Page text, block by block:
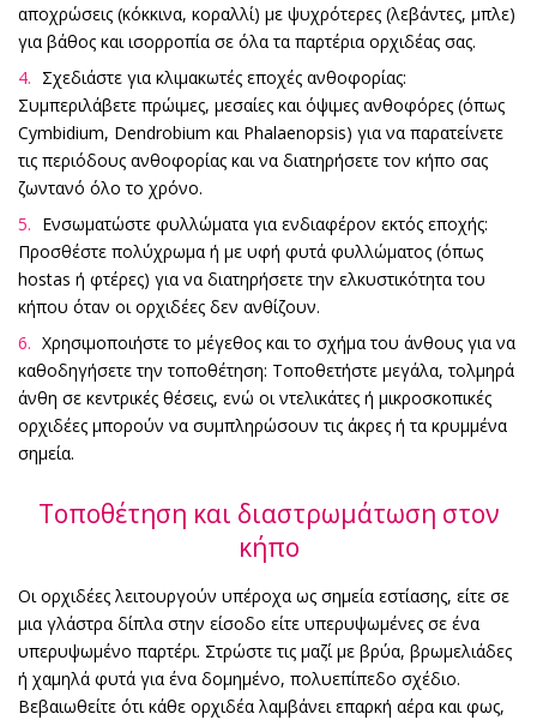
αποχρώσεις (κόκκινα, κοραλλί) με ψυχρότερες (λεβάντες, μπλε)
για βάθος και ισορροπία σε όλα τα παρτέρια ορχιδέας σας.
Σχεδιάστε για κλιμακωτές εποχές ανθοφορίας:
Συμπεριλάβετε πρώιμες, μεσαίες και όψιμες ανθοφόρες (όπως
Cymbidium, Dendrobium και Phalaenopsis) για να παρατείνετε
τις περιόδους ανθοφορίας και να διατηρήσετε τον κήπο σας
ζωντανό όλο το χρόνο.
Ενσωματώστε φυλλώματα για ενδιαφέρον εκτός εποχής:
Προσθέστε πολύχρωμα ή με υφή φυτά φυλλώματος (όπως
hostas ή φτέρες) για να διατηρήσετε την ελκυστικότητα του
κήπου όταν οι ορχιδέες δεν ανθίζουν.
Χρησιμοποιήστε το μέγεθος και το σχήμα του άνθους για να
καθοδηγήσετε την τοποθέτηση: Τοποθετήστε μεγάλα, τολμηρά
άνθη σε κεντρικές θέσεις, ενώ οι ντελικάτες ή μικροσκοπικές
ορχιδέες μπορούν να συμπληρώσουν τις άκρες ή τα κρυμμένα
σημεία.
Τοποθέτηση και διαστρωμάτωση στον
κήπο
Οι ορχιδέες λειτουργούν υπέροχα ως σημεία εστίασης, είτε σε
μια γλάστρα δίπλα στην είσοδο είτε υπερυψωμένες σε ένα
υπερυψωμένο παρτέρι. Στρώστε τις μαζί με βρύα, βρωμελιάδες
ή χαμηλά φυτά για ένα δομημένο, πολυεπίπεδο σχέδιο.
Βεβαιωθείτε ότι κάθε ορχιδέα λαμβάνει επαρκή αέρα και φως,